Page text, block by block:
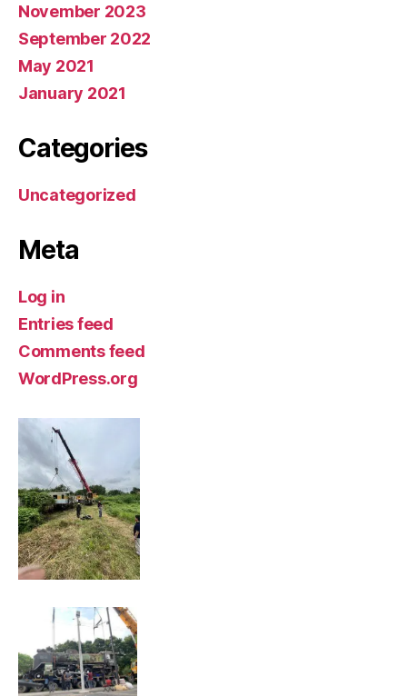
November 2023
September 2022
May 2021
January 2021
Categories
Uncategorized
Meta
Log in
Entries feed
Comments feed
WordPress.org